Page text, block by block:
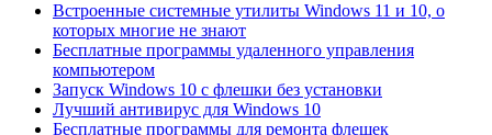
Встроенные системные утилиты Windows 11 и 10, о
которых многие не знают
Бесплатные программы удаленного управления
компьютером
Запуск Windows 10 с флешки без установки
Лучший антивирус для Windows 10
Бесплатные программы для ремонта флешек